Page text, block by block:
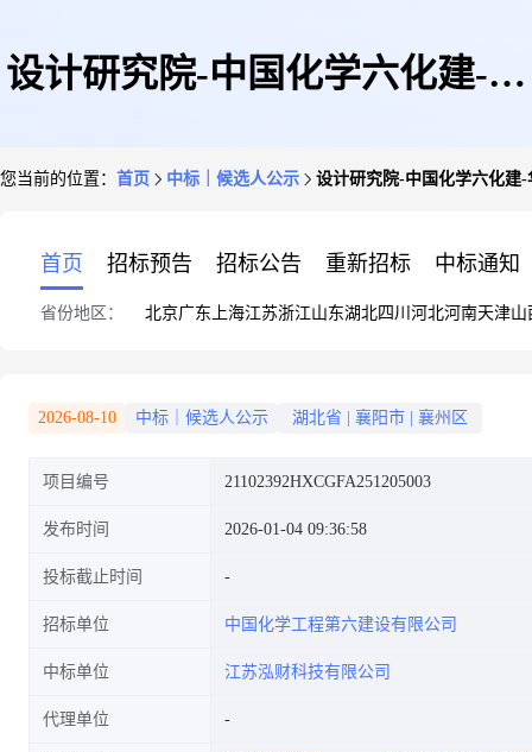
设计研究院-中国化学六化建-华
成交候选人公示
您当前的位置： 首页 中标｜候选人公示 设计研究院-中国化学六化建
首页 招标预告 招标公告 重新招标 中标通知
省份地区： 北京广东 上海江苏浙江山东湖北四川 河北河南天津山
2026-08-10 中标｜候选人公示 湖北省 襄阳市 襄州区
项目编号 21102392HXCGFA251205003
发布时间 2026-01-04 09:36:58
投标截止时间
招标单位 中国化学工程第六建设有限公司
中标单位 江苏泓财科技有限公司
代理单位